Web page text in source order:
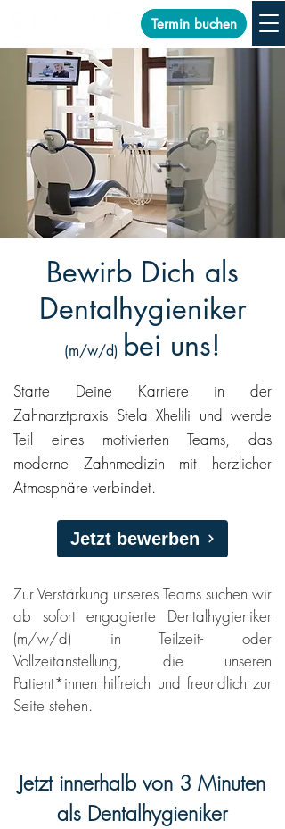
Termin buchen
Bewirb Dich als
Dentalhygieniker
(m/w/d) bei uns!
Starte Deine Karriere in der
Zahnarztpraxis Stela Xhelili und werde
Teil eines motivierten Teams, das
moderne Zahnmedizin mit herzlicher
Atmosphäre verbindet.
Jetzt bewerben
Zur Verstärkung unseres Teams suchen wir
ab sofort engagierte Dentalhygieniker
(m/w/d) in Teilzeit- oder
Vollzeitanstellung, die unseren
Patient*innen hilfreich und freundlich zur
Seite stehen.
Jetzt innerhalb von 3 Minuten
als Dentalhygieniker